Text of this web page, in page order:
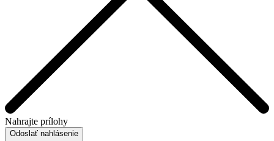
Nahrajte prílohy
Odoslať nahlásenie